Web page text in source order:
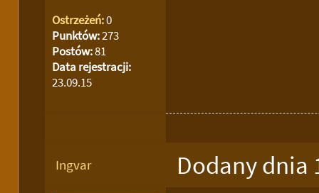
Ostrzeżeń:0
Punktów:273
Postów:81
Data rejestracji:
23.09.15
Ingvar Dodany dnia